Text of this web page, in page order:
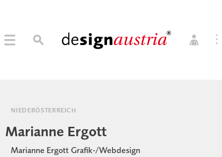
NIEDERÖSTERREICH
Marianne Ergott
Marianne Ergott Grafik-/Webdesign